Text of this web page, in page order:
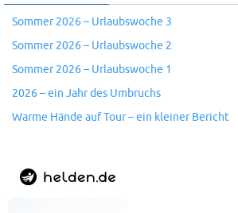
Sommer 2026 – Urlaubswoche 3
Sommer 2026 – Urlaubswoche 2
Sommer 2026 – Urlaubswoche 1
2026 – ein Jahr des Umbruchs
Warme Hände auf Tour – ein kleiner Bericht